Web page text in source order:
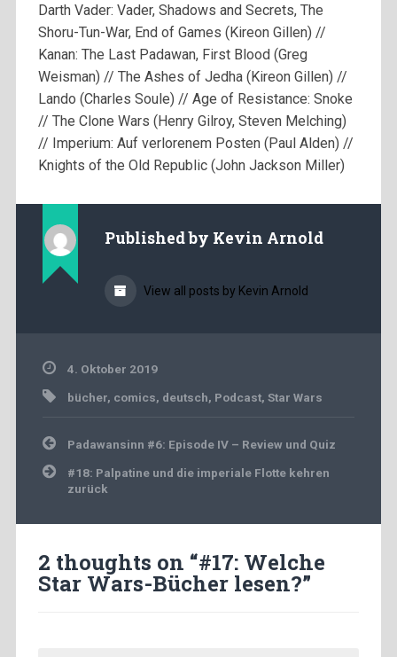
Darth Vader: Vader, Shadows and Secrets, The
Shoru-Tun-War, End of Games (Kireon Gillen) //
Kanan: The Last Padawan, First Blood (Greg
Weisman) // The Ashes of Jedha (Kireon Gillen) //
Lando (Charles Soule) // Age of Resistance: Snoke
// The Clone Wars (Henry Gilroy, Steven Melching)
// Imperium: Auf verlorenem Posten (Paul Alden) //
Knights of the Old Republic (John Jackson Miller)
Published by Kevin Arnold
View all posts by Kevin Arnold
4. Oktober 2019
bücher, comics, deutsch, Podcast, Star Wars
Beitragsnavigation
Padawansinn #6: Episode IV – Review und Quiz
#18: Palpatine und die imperiale Flotte kehren
zurück
2 thoughts on “#17: Welche
Star Wars-Bücher lesen?”